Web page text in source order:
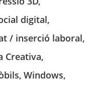
digital,
/ inserció laboral,
Creativa,
, Windows,